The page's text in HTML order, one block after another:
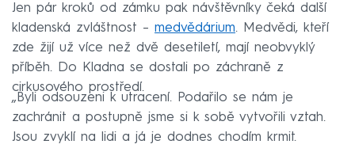
Jen pár kroků od zámku pak návštěvníky čeká další
kladenská zvláštnost – medvědárium. Medvědi, kteří
zde žijí už více než dvě desetiletí, mají neobvyklý
příběh. Do Kladna se dostali po záchraně z
cirkusového prostředí.
„Byli odsouzeni k utracení. Podařilo se nám je
zachránit a postupně jsme si k sobě vytvořili vztah.
Jsou zvyklí na lidi a já je dodnes chodím krmit.